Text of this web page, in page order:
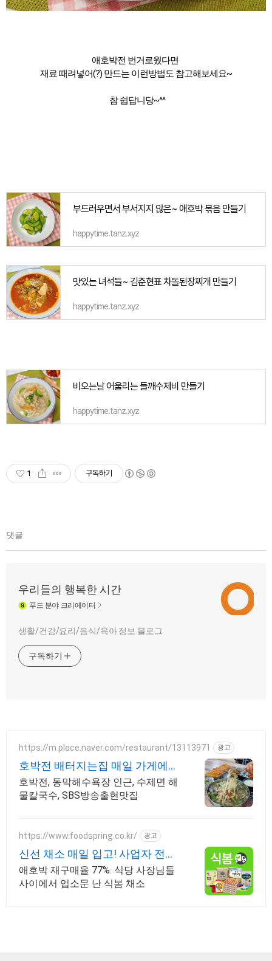
애호박전 번거로웠다면
재료 때려넣어(?) 만드는 이런방법도 참고해보세요~
참 쉽답니당~^^
부드러우면서 부서지지 않은~ 애호박 볶음 만들기
happytime.tanz.xyz
맛있는 녀석들~ 김준현표 차돌된장찌개 만들기
happytime.tanz.xyz
비오는날 어울리는 들깨수제비 만들기
happytime.tanz.xyz
1 구독하기
댓글
우리들의 행복한 시간
푸드 분야 크리에이터
생활/건강/요리/음식/육아 정보 블로그
구독하기
https://m.place.naver.com/restaurant/13113971 광고
호박전 배터지는집 매일 가게에서
직접 제면
호박전, 동막해수욕장 인근, 수제면 해
물칼국수, SBS방송출현맛집
https://www.foodspring.co.kr/ 광고
신선 채소 매일 입고! 사업자 전용
특가
애호박 재구매율 77%. 식당 사장님들
사이에서 입소문 난 식봄 채소